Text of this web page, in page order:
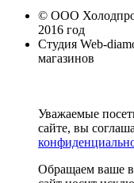
© ООО
2016 год
Студия Web-
магазинов
Уважаемые
сайте, вы
Обращаем ваше